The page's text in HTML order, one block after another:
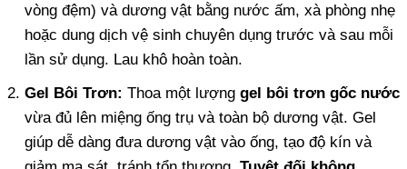
vòng đệm) và dương vật bằng nước ấm, xà phòng nhẹ
hoặc dung dịch vệ sinh chuyên dụng trước và sau mỗi
lần sử dụng. Lau khô hoàn toàn.
Gel Bôi Trơn: Thoa một lượnggel bôi trơn gốc nước
vừa đủ lên miệng ống trụ và toàn bộ dương vật. Gel
giúp dễ dàng đưa dương vật vào ống, tạo độ kín và